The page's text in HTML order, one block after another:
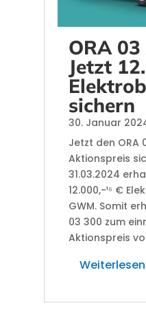
ORA
Jetzt
sichern
30. Januar
Jetzt den ORA
Aktionspreis
31.03.2024
12.000,-¹⁶ €
GWM. Somit
03 300 zum
Aktionspreis
Weiterlesen